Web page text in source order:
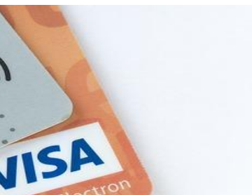
Кредиты в Уфе – топ 10 лучших кредитов
наличными на сегодня
Новые займы